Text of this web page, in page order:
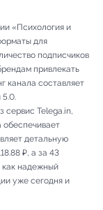
«Психология и
для
подписчиков
привлекать
канала составляет
5.0.
сервис Telega.in,
детальную
₽, а за 43
как надежный
уже сегодня и